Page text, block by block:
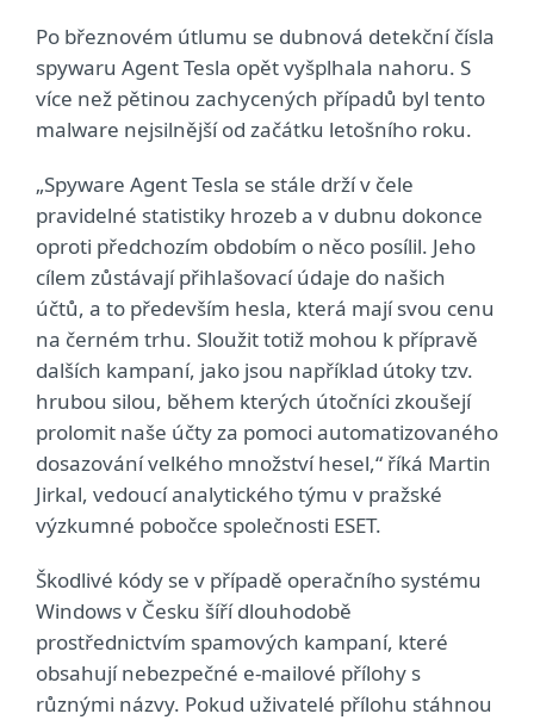
Po březnovém útlumu se dubnová detekční čísla
spywaru Agent Tesla opět vyšplhala nahoru. S
více než pětinou zachycených případů byl tento
malware nejsilnější od začátku letošního roku.
„Spyware Agent Tesla se stále drží v čele
pravidelné statistiky hrozeb a v dubnu dokonce
oproti předchozím obdobím o něco posílil. Jeho
cílem zůstávají přihlašovací údaje do našich
účtů, a to především hesla, která mají svou cenu
na černém trhu. Sloužit totiž mohou k přípravě
dalších kampaní, jako jsou například útoky tzv.
hrubou silou, během kterých útočníci zkoušejí
prolomit naše účty za pomoci automatizovaného
dosazování velkého množství hesel,“ říká Martin
Jirkal, vedoucí analytického týmu v pražské
výzkumné pobočce společnosti ESET.
Škodlivé kódy se v případě operačního systému
Windows v Česku šíří dlouhodobě
prostřednictvím spamových kampaní, které
obsahují nebezpečné e-mailové přílohy s
různými názvy. Pokud uživatelé přílohu stáhnou